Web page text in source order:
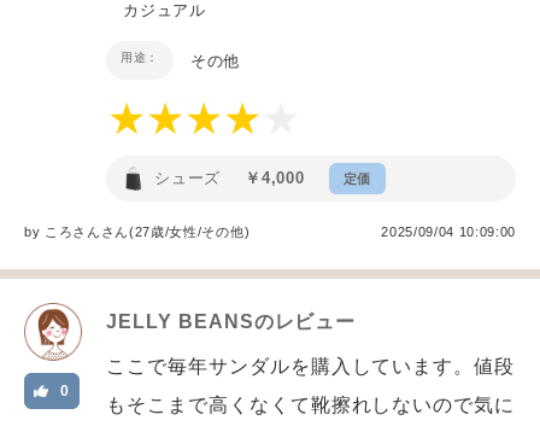
カジュアル
用途： その他
シューズ ￥4,000 定価
by ころさん さん(27歳/女性/その他) 2025/09/04 10:09:00
JELLY BEANSのレビュー
0
ここで毎年サンダルを購入しています。値段
もそこまで高くなくて靴擦れしないので気に